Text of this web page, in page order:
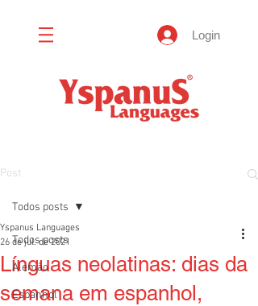
Login
Post
Todos posts
Alemão
Espanhol
Todos posts
Línguas neolatinas: dias da
semana em espanhol,
Yspanus Languages
26 de jul. de 2021